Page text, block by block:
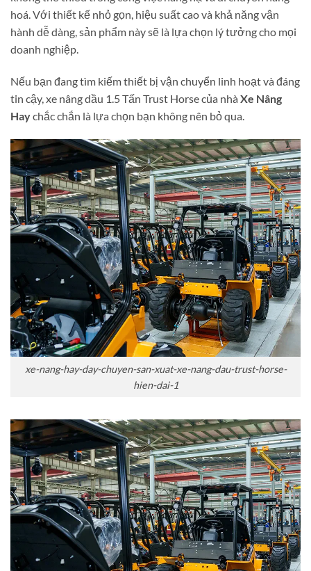
hoá. Với thiết kế nhỏ gọn, hiệu suất cao và khả năng vận
hành dễ dàng, sản phẩm này sẽ là lựa chọn lý tưởng cho mọi
doanh nghiệp.
Nếu bạn đang tìm kiếm thiết bị vận chuyển linh hoạt và đáng
tin cậy, xe nâng dầu 1.5 Tấn Trust Horse của nhà Xe Nâng
Haychắc chắn là lựa chọn bạn không nên bỏ qua.
xe-nang-hay-day-chuyen-san-xuat-xe-nang-dau-trust-horse-
hien-dai-1